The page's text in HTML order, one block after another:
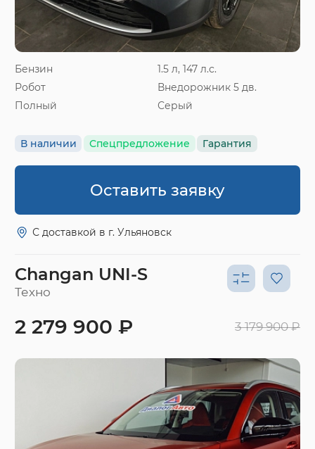
Бензин
1.5 л, 147 л.с.
Робот
Внедорожник 5 дв.
Полный
Серый
В наличии Спецпредложение Гарантия
Оставить заявку
С доставкой в г. Ульяновск
Changan UNI-S
Техно
2 279 900 ₽ 3 179 900 ₽